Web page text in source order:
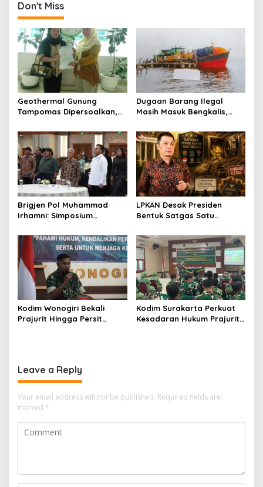
Siap Tempuh Sengketa
Informasi
Don't Miss
Geothermal Gunung
Tampomas Dipersoalkan,
Sanggahan ke DLH Jawa
Barat
Dugaan Barang Ilegal
Masih Masuk Bengkalis,
Pengawasan Menguat
Brigjen Pol Muhammad
Irhamni: Simposium
Masukan Penting Perkuat
Penegakan Hukum
Lingkungan
LPKAN Desak Presiden
Bentuk Satgas Satu
Negara hingga Tambang
Ilegal
Kodim Wonogiri Bekali
Prajurit Hingga Persit
Kodim Surakarta Perkuat
Kesadaran Hukum Prajurit
Leave a Reply
Your email address will not be published. Required fields are
marked *